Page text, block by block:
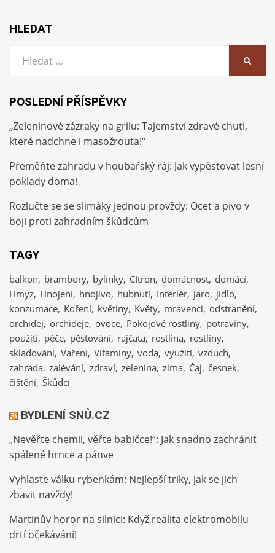
HLEDAT
POSLEDNÍ PŘÍSPĚVKY
„Zeleninové zázraky na grilu: Tajemství zdravé chuti,
které nadchne i masožrouta!“
Přeměňte zahradu v houbařský ráj: Jak vypěstovat lesní
poklady doma!
Rozlučte se se slimáky jednou provždy: Ocet a pivo v
boji proti zahradním škůdcům
TAGY
balkon brambory bylinky CItron domácnost domácí
Hmyz Hnojení hnojivo hubnutí Interiér jaro jídlo
konzumace Koření květiny Květy mravenci odstranění
orchidej orchideje ovoce Pokojové rostliny potraviny
použití péče pěstování rajčata rostlina rostliny
skladování Vaření Vitamíny voda využití vzduch
zahrada zalévání zdraví zelenina zima Čaj česnek
čištění Škůdci
BYDLENÍ SNŮ.CZ
„Nevěřte chemii, věřte babičce!“: Jak snadno zachránit
spálené hrnce a pánve
Vyhlaste válku rybenkám: Nejlepší triky, jak se jich
zbavit navždy!
Martinův horor na silnici: Když realita elektromobilu
drtí očekávání!